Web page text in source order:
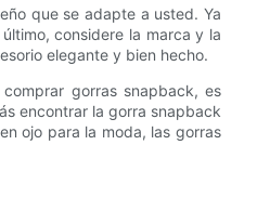
que se adapte a usted. Ya
considere la marca y la
elegante y bien hecho.
gorras snapback, es
encontrar la gorra snapback
ojo para la moda, las gorras